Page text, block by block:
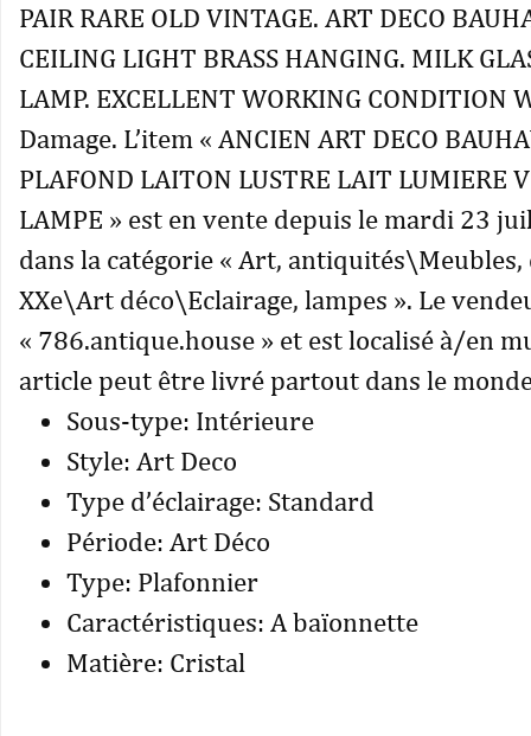
PAIR RARE OLD VINTAGE. ART DECO
CEILING LIGHT BRASS HANGING. MILK
LAMP. EXCELLENT WORKING CONDITION
Damage. L’item « ANCIEN ART DECO
PLAFOND LAITON LUSTRE LAIT LUMIERE
LAMPE » est en vente depuis le mardi 23
dans la catégorie « Art,
XXe\Art déco\Eclairage, lampes ». Le
« 786.antique.house » et est localisé à/en
article peut être livré partout dans le
Sous-type: Intérieure
Style: Art Deco
Type d’éclairage: Standard
Période: Art Déco
Type: Plafonnier
Caractéristiques: A baïonnette
Matière: Cristal